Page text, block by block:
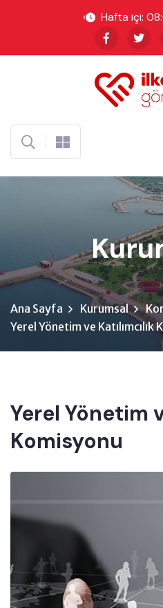
Hafta içi:
Ana Sayfa Kurumsal
Yerel Yönetim ve Katılımcılık
Yerel Yönetim
Komisyonu